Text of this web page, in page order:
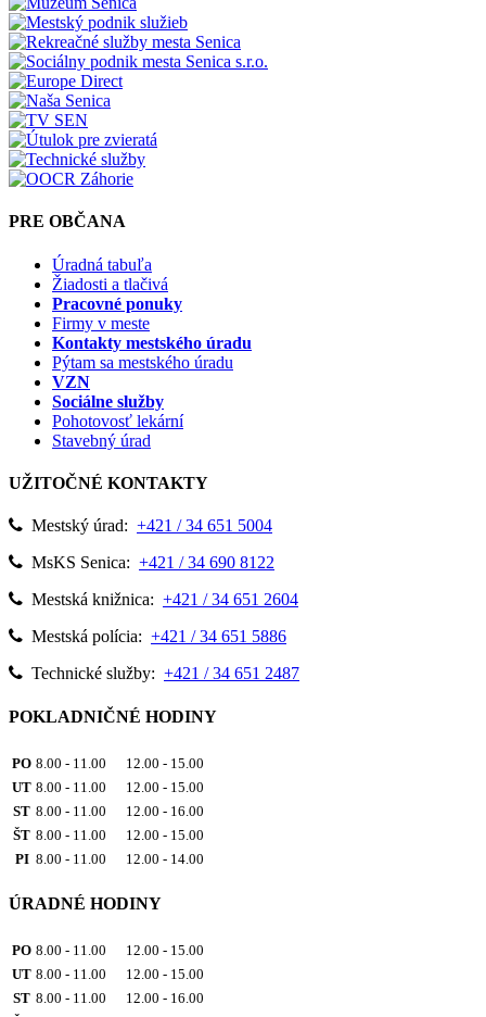
PRE OBČANA
Úradná tabuľa
Žiadosti a tlačivá
Pracovné ponuky
Firmy v meste
Kontakty mestského úradu
Pýtam sa mestského úradu
VZN
Sociálne služby
Pohotovosť lekární
Stavebný úrad
UŽITOČNÉ KONTAKTY
Mestský úrad: +421 / 34 651 5004
MsKS Senica: +421 / 34 690 8122
Mestská knižnica: +421 / 34 651 2604
Mestská polícia: +421 / 34 651 5886
Technické služby: +421 / 34 651 2487
POKLADNIČNÉ HODINY
PO 8.00 - 11.00 12.00 - 15.00
UT 8.00 - 11.00 12.00 - 15.00
ST 8.00 - 11.00 12.00 - 16.00
ŠT 8.00 - 11.00 12.00 - 15.00
PI 8.00 - 11.00 12.00 - 14.00
ÚRADNÉ HODINY
PO 8.00 - 11.00 12.00 - 15.00
UT 8.00 - 11.00 12.00 - 15.00
ST 8.00 - 11.00 12.00 - 16.00